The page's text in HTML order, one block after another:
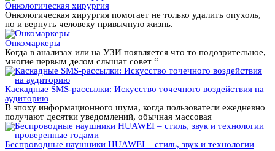
Онкологическая хирургия
Онкологическая хирургия помогает не только удалить опухоль,
но и вернуть человеку привычную жизнь.
Онкомаркеры
Когда в анализах или на УЗИ появляется что то подозрительное,
многие первым делом слышат совет “
Каскадные SMS-рассылки: Искусство точечного воздействия на
аудиторию
В эпоху информационного шума, когда пользователи ежедневно
получают десятки уведомлений, обычная массовая
Беспроводные наушники HUAWEI – стиль, звук и технологии